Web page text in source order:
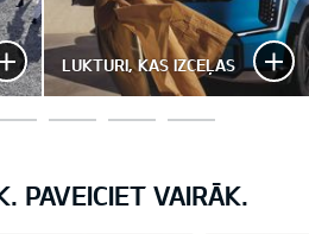
LUKTURI, KAS IZCEĻAS
PAVEICIET VAIRĀK.